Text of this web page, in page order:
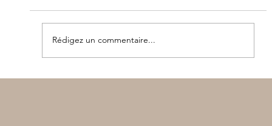
Olympiades maternelle
Rédigez un commentaire...